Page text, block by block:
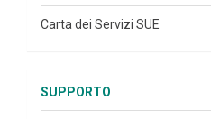
Carta dei Servizi SUE
SUPPORTO